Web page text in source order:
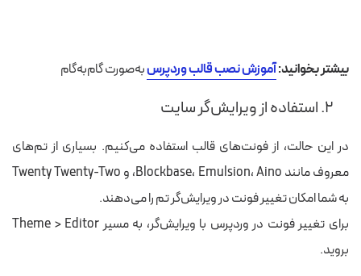
بیشتر بخوانید:آموزش نصب قالب وردپرسبه‌صورت گام‌به‌گام
۲. استفاده از ویرایش‌گر سایت
در این حالت، از فونت‌های قالب استفاده می‌کنیم. بسیاری از تم‌های
معروف مانند Blockbase، Emulsion، Aino، و Twenty Twenty-Two
به شما امکان تغییر فونت در ویرایش‌گر تم را می‌دهند.
برای تغییر فونت در وردپرس با ویرایش‌گر، به مسیر Theme > Editor
بروید.